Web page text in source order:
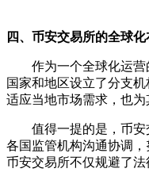
四、币安交易所的全球化
作为一个全球化运
国家和地区设立了分支
适应当地市场需求，也为
值得一提的是，币
各国监管机构沟通协调，
币安交易所不仅规避了法